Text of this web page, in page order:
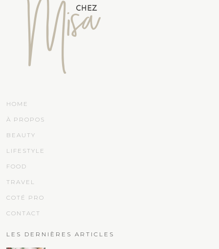
HOME
À PROPOS
BEAUTY
LIFESTYLE
FOOD
TRAVEL
COTÉ PRO
CONTACT
LES DERNIÈRES ARTICLES